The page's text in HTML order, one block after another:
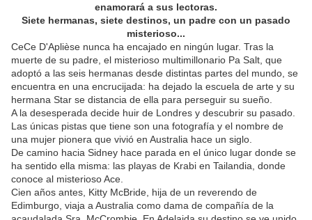
enamorará a sus lectoras.
Siete hermanas, siete destinos, un padre con un pasado
misterioso...
CeCe D'Aplièse nunca ha encajado en ningún lugar. Tras la
muerte de su padre, el misterioso multimillonario Pa Salt, que
adoptó a las seis hermanas desde distintas partes del mundo, se
encuentra en una encrucijada: ha dejado la escuela de arte y su
hermana Star se distancia de ella para perseguir su sueño.
A la desesperada decide huir de Londres y descubrir su pasado.
Las únicas pistas que tiene son una fotografía y el nombre de
una mujer pionera que vivió en Australia hace un siglo.
De camino hacia Sidney hace parada en el único lugar donde se
ha sentido ella misma: las playas de Krabi en Tailandia, donde
conoce al misterioso Ace.
Cien años antes, Kitty McBride, hija de un reverendo de
Edimburgo, viaja a Australia como dama de compañía de la